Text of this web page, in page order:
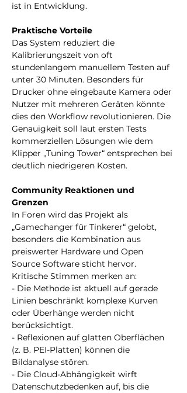
ist in Entwicklung.
Praktische Vorteile
Das System reduziert die
Kalibrierungszeit von oft
stundenlangem manuellem Testen auf
unter 30 Minuten. Besonders für
Drucker ohne eingebaute Kamera oder
Nutzer mit mehreren Geräten könnte
dies den Workflow revolutionieren. Die
Genauigkeit soll laut ersten Tests
kommerziellen Lösungen wie dem
Klipper „Tuning Tower“ entsprechen bei
deutlich niedrigeren Kosten.
Community Reaktionen und
Grenzen
In Foren wird das Projekt als
„Gamechanger für Tinkerer“ gelobt,
besonders die Kombination aus
preiswerter Hardware und Open
Source Software sticht hervor.
Kritische Stimmen merken an:
- Die Methode ist aktuell auf gerade
Linien beschränkt komplexe Kurven
oder Überhänge werden nicht
berücksichtigt.
- Reflexionen auf glatten Oberflächen
(z. B. PEI-Platten) können die
Bildanalyse stören.
- Die Cloud-Abhängigkeit wirft
Datenschutzbedenken auf, bis die